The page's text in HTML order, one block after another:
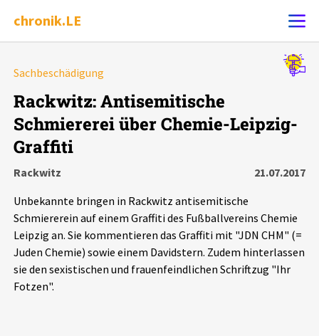
chronik.LE
Chronik
Dossiers
Leipziger Zustände
Schlaglichter
Phänomene
Sachbeschädigung
Rackwitz: Antisemitische
Schmiererei über Chemie-Leipzig-
Graffiti
Rackwitz
21.07.2017
Unbekannte bringen in Rackwitz antisemitische
Schmiererein auf einem Graffiti des Fußballvereins Chemie
Leipzig an. Sie kommentieren das Graffiti mit "JDN CHM" (=
Juden Chemie) sowie einem Davidstern. Zudem hinterlassen
sie den sexistischen und frauenfeindlichen Schriftzug "Ihr
Fotzen".
Alle Ereignisse
Ereignisse
Ereignisse Statistik
Filter Erklärungen